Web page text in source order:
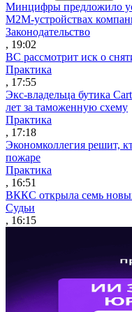
Минцифры предложило
M2M-устройствах
Законодательство
, 19:02
ВС рассмотрит иск о
Практика
, 17:55
Экс-владельца бутика
лет за таможенную схему
Практика
, 17:18
Экономколлегия решит,
пожаре
Практика
, 16:51
ВККС открыла семь
Судьи
, 16:15